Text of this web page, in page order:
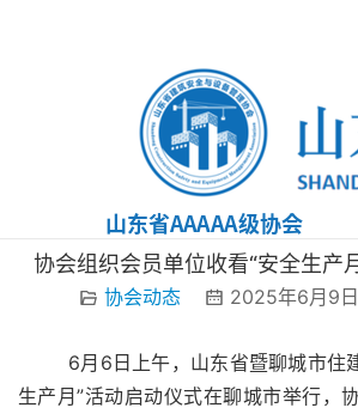
协会组织会员单位收看“安全生产
协会动态 2025年6月9
生产月”活动启动仪式在聊城市举行，